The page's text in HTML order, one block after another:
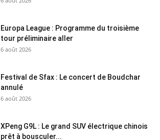
Europa League : Programme du troisième
tour préliminaire aller
6 août 2026
Festival de Sfax : Le concert de Boudchar
annulé
6 août 2026
XPeng G9L : Le grand SUV électrique chinois
prêt à bousculer...